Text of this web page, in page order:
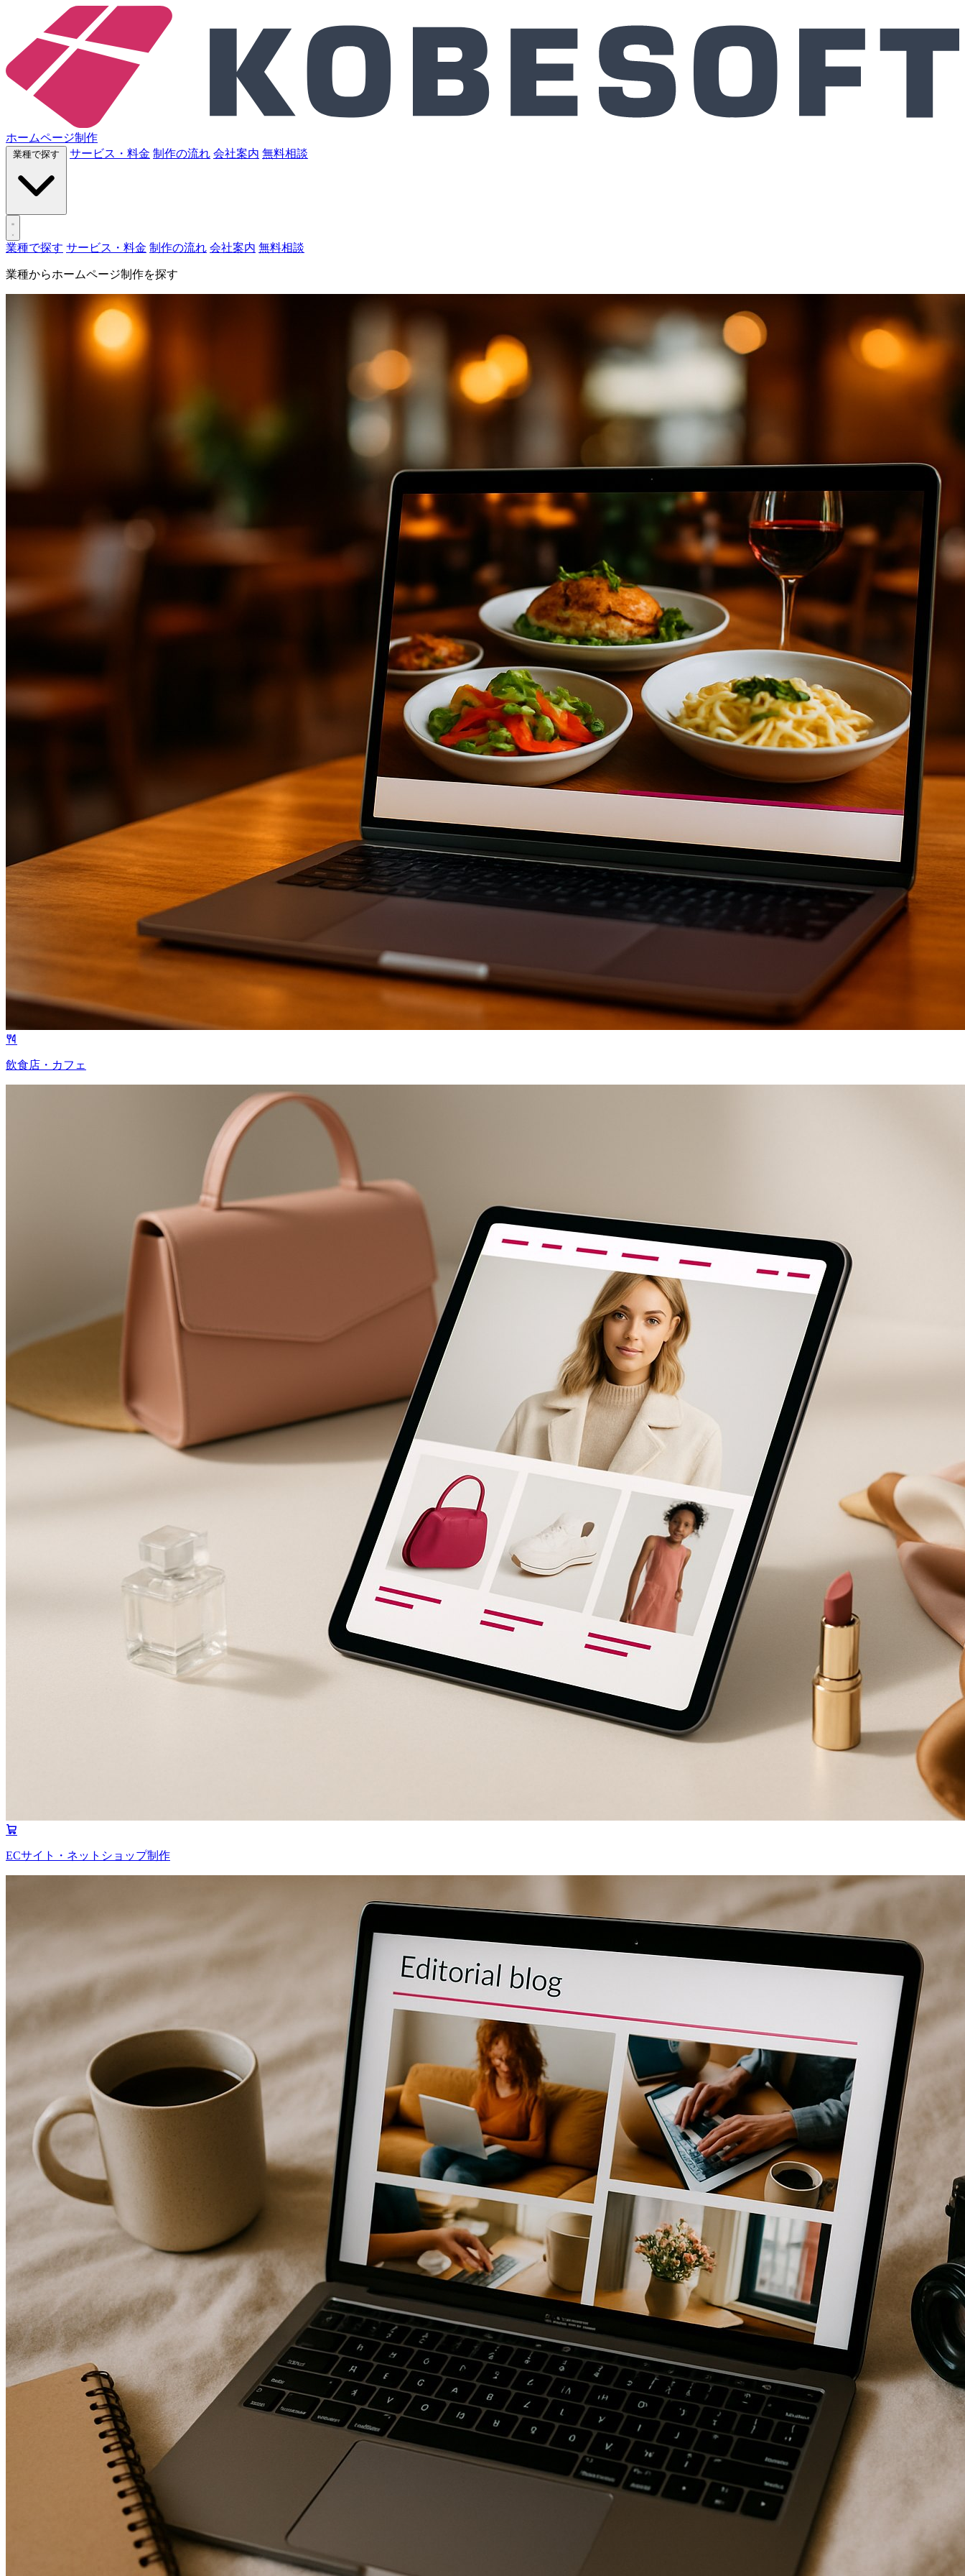
ホームページ制作
サービス・料金 制作の流れ 会社案内 無料相談
業種で探す サービス・料金 制作の流れ 会社案内 無料相談
業種からホームページ制作を探す
飲食店・カフェ
ECサイト・ネットショップ制作